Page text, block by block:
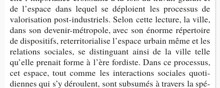
de l’es­pace dans lequel se déploient les pro­ces­sus de
valo­ri­sa­tion post-​industriels. Selon cette lec­ture, la ville,
dans son devenir-​métropole, avec son énorme réper­toire
de dis­po­si­tifs, reter­ri­to­ria­lise l’es­pace urbain même et les
rela­tions sociales, se dis­tin­guant ainsi de la ville telle
qu’elle pre­nait forme à l’ère for­diste. Dans ce pro­ces­sus,
cet espace, tout comme les inter­ac­tions sociales quo­ti­
diennes qui s’y déroulent, sont sub­su­més à tra­vers la spé­